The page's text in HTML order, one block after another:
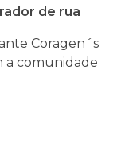
de rua
Coragen´s
a comunidade